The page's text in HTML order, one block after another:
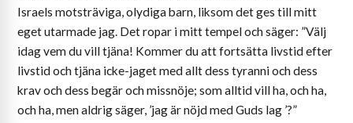
Israels motsträviga, olydiga barn, liksom det ges till mitt
eget utarmade jag. Det ropar i mitt tempel och säger: ”Välj
idag vem du vill tjäna! Kommer du att fortsätta livstid efter
livstid och tjäna icke-jaget med allt dess tyranni och dess
krav och dess begär och missnöje; som alltid vill ha, och ha,
och ha, men aldrig säger, ’jag är nöjd med Guds lag ’?”